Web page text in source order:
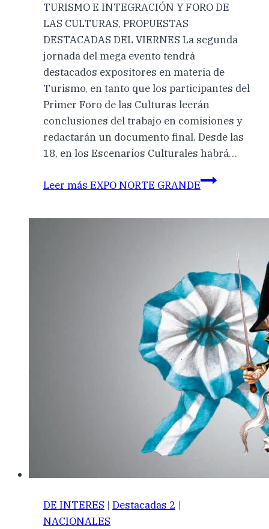
TURISMO E INTEGRACIÓN Y FORO DE
LAS CULTURAS, PROPUESTAS
DESTACADAS DEL VIERNES La segunda
jornada del mega evento tendrá
destacados expositores en materia de
Turismo, en tanto que los participantes del
Primer Foro de las Culturas leerán
conclusiones del trabajo en comisiones y
redactarán un documento final. Desde las
18, en los Escenarios Culturales habrá…
Leer más EXPO NORTE GRANDE
DE INTERES | Destacadas 2 |
NACIONALES